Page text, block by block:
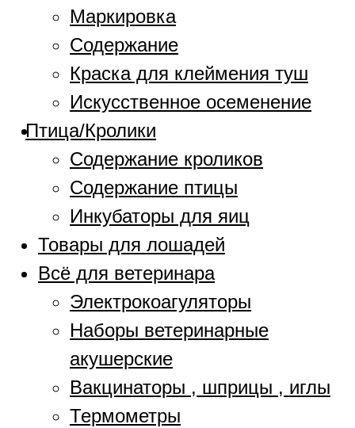
Маркировка
Содержание
Краска для клеймения туш
Искусственное осеменение
Птица/Кролики
Содержание кроликов
Содержание птицы
Инкубаторы для яиц
Товары для лошадей
Всё для ветеринара
Электрокоагуляторы
Наборы ветеринарные
акушерские
Вакцинаторы , шприцы , иглы
Термометры